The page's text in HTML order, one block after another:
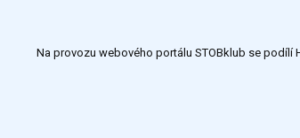
Na provozu webového portálu STOBklub se podílí